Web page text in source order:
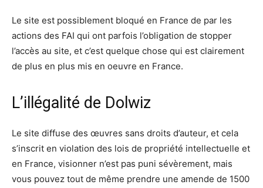
Le site est possiblement bloqué en France de par les
actions des FAI qui ont parfois l’obligation de stopper
l’accès au site, et c’est quelque chose qui est clairement
de plus en plus mis en oeuvre en France.
L’illégalité de Dolwiz
Le site diffuse des œuvres sans droits d’auteur, et cela
s’inscrit en violation des lois de propriété intellectuelle et
en France, visionner n’est pas puni sévèrement, mais
vous pouvez tout de même prendre une amende de 1500